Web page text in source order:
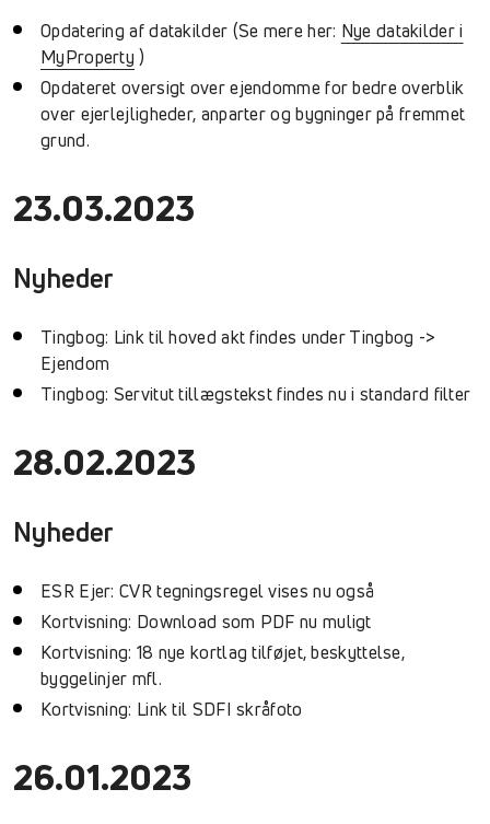
Opdatering af datakilder (Se mere her: Nye datakilder i
MyProperty )
Opdateret oversigt over ejendomme for bedre overblik
over ejerlejligheder, anparter og bygninger på fremmet
grund.
23.03.2023
Nyheder
Tingbog: Link til hoved akt findes under Tingbog ->
Ejendom
Tingbog: Servitut tillægstekst findes nu i standard filter
28.02.2023
Nyheder
ESR Ejer: CVR tegningsregel vises nu også
Kortvisning: Download som PDF nu muligt
Kortvisning: 18 nye kortlag tilføjet, beskyttelse,
byggelinjer mfl.
Kortvisning: Link til SDFI skråfoto
26.01.2023